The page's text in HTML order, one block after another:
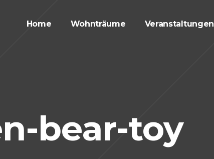
Home Wohnträume Veranstaltungen
bear-toy